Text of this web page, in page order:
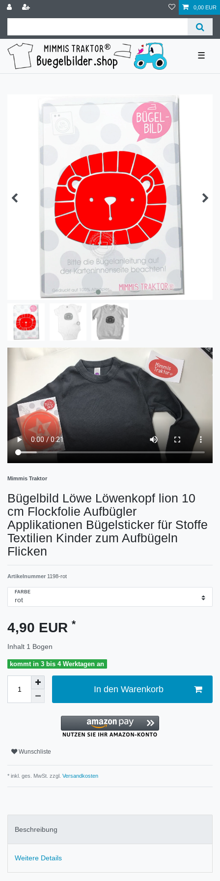
0,00 EUR
☰
Mimmis Traktor
Bügelbild Löwe Löwenkopf lion 10
cm Flockfolie Aufbügler
Applikationen Bügelsticker für Stoffe
Textilien Kinder zum Aufbügeln
Flicken
Artikelnummer 1198-rot
FARBE
4,90 EUR *
Inhalt 1 Bogen
kommt in 3 bis 4 Werktagen an
In den Warenkorb
Wunschliste
* inkl. ges. MwSt. zzgl. Versandkosten
Beschreibung
Weitere Details